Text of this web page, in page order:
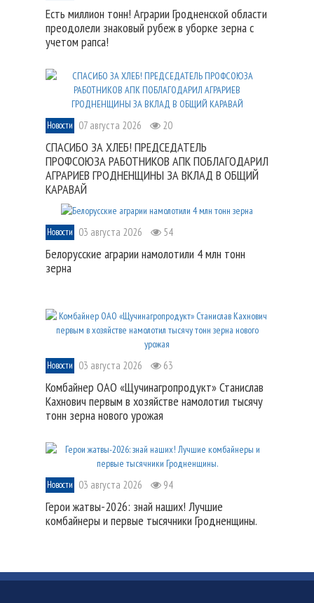
Есть миллион тонн! Аграрии Гродненской области
преодолели знаковый рубеж в уборке зерна с
учетом рапса!
Новости 07 августа 2026 20
СПАСИБО ЗА ХЛЕБ! ПРЕДСЕДАТЕЛЬ
ПРОФСОЮЗА РАБОТНИКОВ АПК ПОБЛАГОДАРИЛ
АГРАРИЕВ ГРОДНЕНЩИНЫ ЗА ВКЛАД В ОБЩИЙ
КАРАВАЙ
Новости 03 августа 2026 54
Белорусские аграрии намолотили 4 млн тонн
зерна
Новости 03 августа 2026 63
Комбайнер ОАО «Щучинагропродукт» Станислав
Кахнович первым в хозяйстве намолотил тысячу
тонн зерна нового урожая
Новости 03 августа 2026 94
Герои жатвы-2026: знай наших! Лучшие
комбайнеры и первые тысячники Гродненщины.